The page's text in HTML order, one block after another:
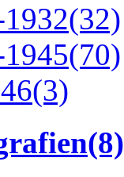
(32)
(70)
(3)
(8)